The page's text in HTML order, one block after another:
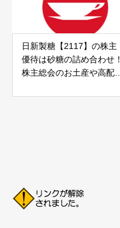
日新製糖【2117】の株主
優待は砂糖の詰め合わせ！
株主総会のお土産や高配当